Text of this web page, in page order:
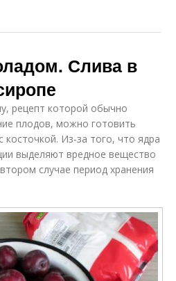
Слива в
рецепт которой обычно
плодов, можно готовить
Из-за того, что ядра
выделяют вредное вещество
случае период хранения